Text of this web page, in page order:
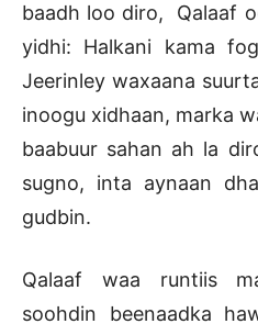
baadh loo diro, Qalaaf
yidhi: Halkani kama
Jeerinley waxaana
inoogu xidhaan, marka
baabuur sahan ah la
sugno, inta aynaan
gudbin.
Qalaaf waa runtiis
soohdin beenaadka